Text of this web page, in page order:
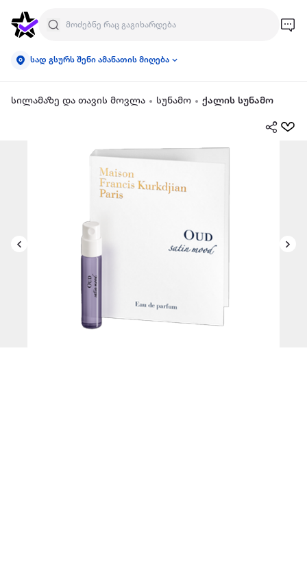
სად გსურს შენი ამანათის მიღება
სილამაზე და თავის მოვლა სუნამო ქალის სუნამო